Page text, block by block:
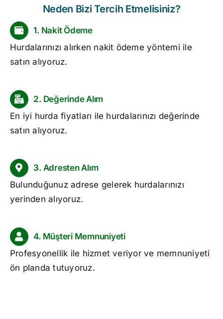
Neden Bizi Tercih Etmelisiniz?
1. Nakit Ödeme
Hurdalarınızı alırken nakit ödeme yöntemi ile
satın alıyoruz.
2. Değerinde Alım
En iyi hurda fiyatları ile hurdalarınızı değerinde
satın alıyoruz.
3. Adresten Alım
Bulunduğunuz adrese gelerek hurdalarınızı
yerinden alıyoruz.
4. Müşteri Memnuniyeti
Profesyonellik ile hizmet veriyor ve memnuniyeti
ön planda tutuyoruz.